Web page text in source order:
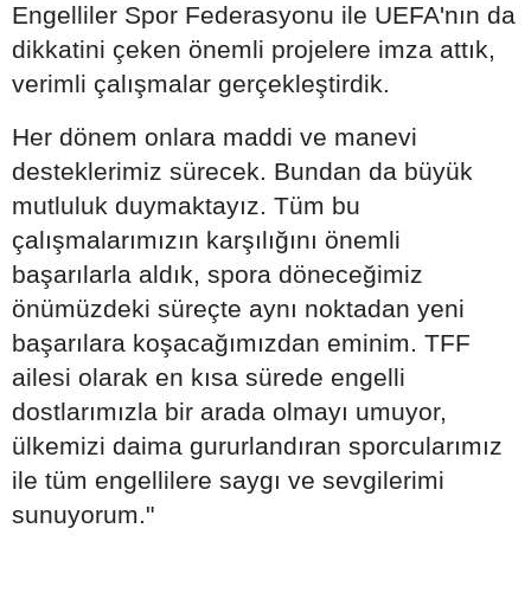
Engelliler Spor Federasyonu ile UEFA'nın da
dikkatini çeken önemli projelere imza attık,
verimli çalışmalar gerçekleştirdik.
Her dönem onlara maddi ve manevi
desteklerimiz sürecek. Bundan da büyük
mutluluk duymaktayız. Tüm bu
çalışmalarımızın karşılığını önemli
başarılarla aldık, spora döneceğimiz
önümüzdeki süreçte aynı noktadan yeni
başarılara koşacağımızdan eminim. TFF
ailesi olarak en kısa sürede engelli
dostlarımızla bir arada olmayı umuyor,
ülkemizi daima gururlandıran sporcularımız
ile tüm engellilere saygı ve sevgilerimi
sunuyorum."